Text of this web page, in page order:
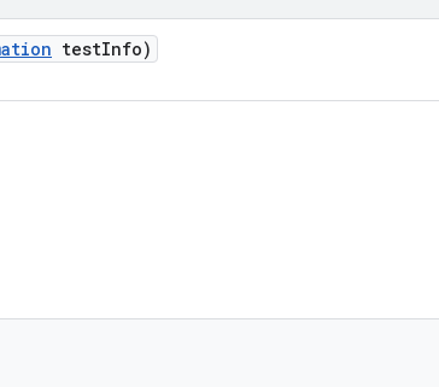
testInfo)